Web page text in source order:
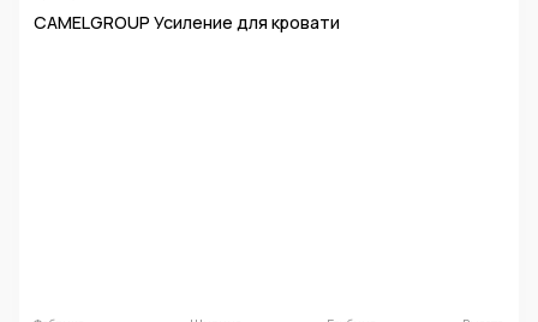
CAMELGROUP Усиление для кровати